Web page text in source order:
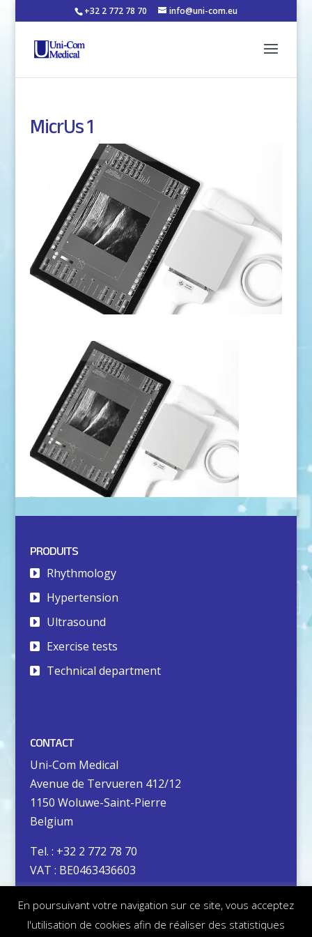
+32 2 772 78 70 info@uni-com.eu
MicrUs 1
PRODUITS
Rhythmology
Hypertension
Ultrasound
Exercise tests
Technical department
CONTACT
Uni-Com Medical
Avenue de Tervueren 412/12
1150 Woluwe-Saint-Pierre
Belgium
Tel. : +32 2 772 78 70
VAT : BE0463436603
Privacy policy
En poursuivant votre navigation sur ce site, vous acceptez
l'utilisation de cookies afin de réaliser des statistiques